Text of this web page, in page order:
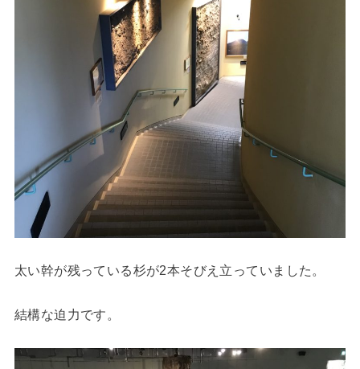
太い幹が残っている杉が2本そびえ立っていました。
結構な迫力です。